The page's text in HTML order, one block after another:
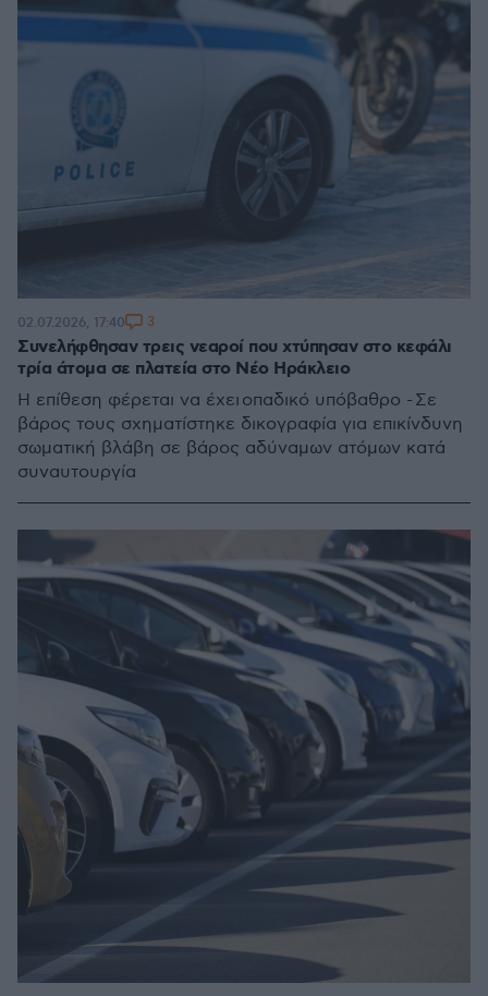
Συνελήφθησαν τρεις νεαροί που χτύπησαν στο κεφάλι
τρία άτομα σε πλατεία στο Νέο Ηράκλειο
Η επίθεση φέρεται να έχει οπαδικό υπόβαθρο - Σε
βάρος τους σχηματίστηκε δικογραφία για επικίνδυνη
σωματική βλάβη σε βάρος αδύναμων ατόμων κατά
συναυτουργία
02.07.2026, 17:40 3